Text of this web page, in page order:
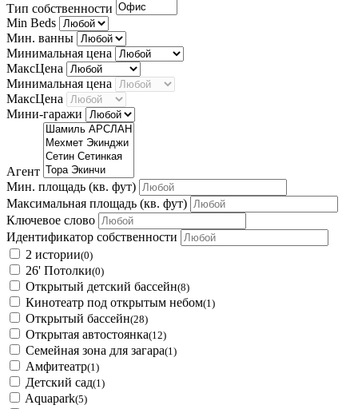
Тип собственности
Min Beds
Мин. ванны
Минимальная цена
МаксЦена
Минимальная цена
МаксЦена
Мини-гаражи
Агент
Мин. площадь (кв. фут)
Максимальная площадь (кв. фут)
Ключевое слово
Идентификатор собственности
2 истории(0)
26' Потолки(0)
Открытый детский бассейн(8)
Кинотеатр под открытым небом(1)
Открытый бассейн(28)
Открытая автостоянка(12)
Семейная зона для загара(1)
Амфитеатр(1)
Детский сад(1)
Aquapark(5)